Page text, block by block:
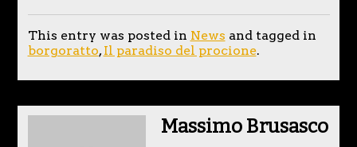
This entry was posted in News and tagged in
borgoratto,Il paradiso del procione.
Massimo Brusasco